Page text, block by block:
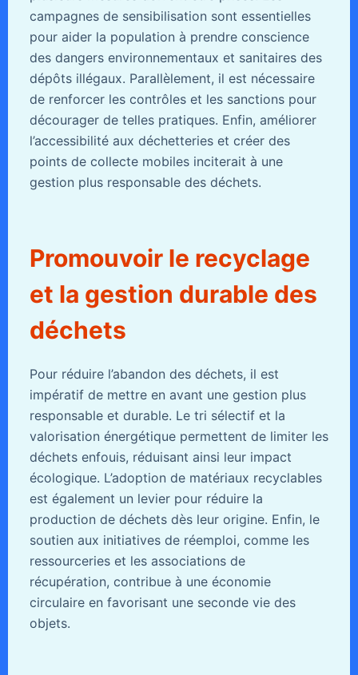
campagnes de sensibilisation sont essentielles
pour aider la population à prendre conscience
des dangers environnementaux et sanitaires des
dépôts illégaux. Parallèlement, il est nécessaire
de renforcer les contrôles et les sanctions pour
décourager de telles pratiques. Enfin, améliorer
l’accessibilité aux déchetteries et créer des
points de collecte mobiles inciterait à une
gestion plus responsable des déchets.
Promouvoir le recyclage
et la gestion durable des
déchets
Pour réduire l’abandon des déchets, il est
impératif de mettre en avant une gestion plus
responsable et durable. Le tri sélectif et la
valorisation énergétique permettent de limiter les
déchets enfouis, réduisant ainsi leur impact
écologique. L’adoption de matériaux recyclables
est également un levier pour réduire la
production de déchets dès leur origine. Enfin, le
soutien aux initiatives de réemploi, comme les
ressourceries et les associations de
récupération, contribue à une économie
circulaire en favorisant une seconde vie des
objets.